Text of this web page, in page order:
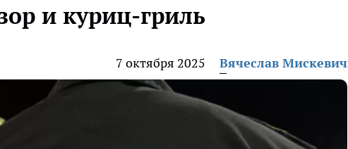
и куриц-гриль
7 октября 2025 Вячеслав Мискевич